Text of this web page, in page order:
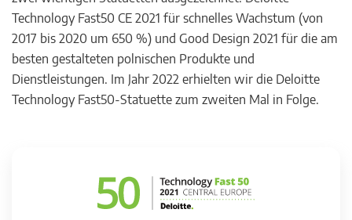
Technology Fast50 CE 2021 für schnelles Wachstum (von
2017 bis 2020 um 650 %) und Good Design 2021 für die am
besten gestalteten polnischen Produkte und
Dienstleistungen. Im Jahr 2022 erhielten wir die Deloitte
Technology Fast50-Statuette zum zweiten Mal in Folge.